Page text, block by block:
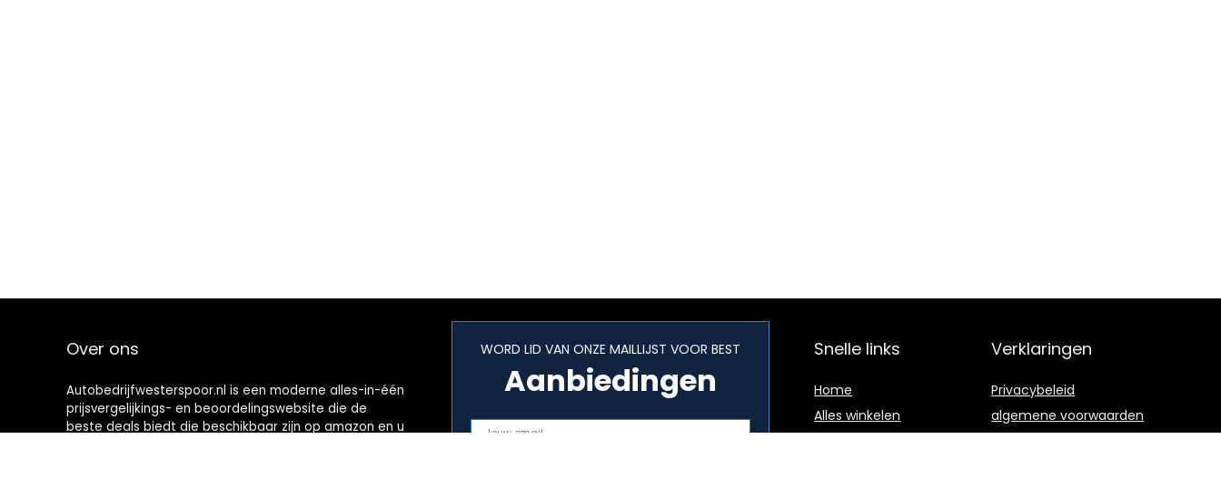
Over ons
Autobedrijfwesterspoor.nl is een moderne alles-in-één
prijsvergelijkings- en beoordelingswebsite die de
beste deals biedt die beschikbaar zijn op amazon en u
WORD LID VAN ONZE MAILLIJST VOOR BEST
Aanbiedingen
Snelle links
Home
Alles winkelen
Verklaringen
Privacybeleid
algemene voorwaarden